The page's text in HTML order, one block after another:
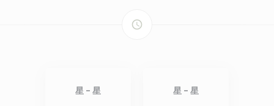
access_time
星 - 星
星 - 星